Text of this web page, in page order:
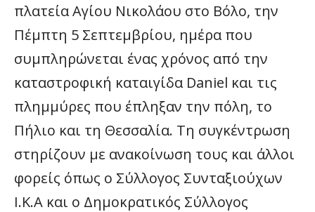
πλατεία Αγίου Νικολάου στο Βόλο, την
Πέμπτη 5 Σεπτεμβρίου, ημέρα που
συμπληρώνεται ένας χρόνος από την
καταστροφική καταιγίδα Daniel και τις
πλημμύρες που έπληξαν την πόλη, το
Πήλιο και τη Θεσσαλία. Τη συγκέντρωση
στηρίζουν με ανακοίνωση τους και άλλοι
φορείς όπως ο Σύλλογος Συνταξιούχων
Ι.Κ.Α και ο Δημοκρατικός Σύλλογος